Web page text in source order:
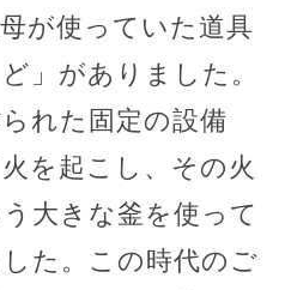
が使っていた道具
」がありました。
れた固定の設備
を起こし、その火
大きな釜を使って
た。この時代のご